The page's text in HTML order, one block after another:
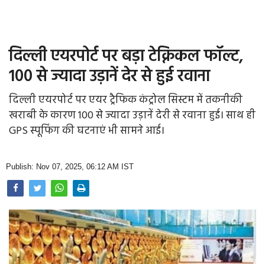
Office Office
Farm & Food
Health & Lifestyle
Home
दिल्ली एयरपोर्ट पर बड़ा टेक्निकल फॉल्ट,
100 से ज्यादा उड़ानें देर से हुई रवाना
दिल्ली एयरपोर्ट पर एयर ट्रैफिक कंट्रोल सिस्टम में तकनीकी
खराबी के कारण 100 से ज्यादा उड़ानें देरी से रवाना हुई। साथ ही
GPS स्पूफिंग की घटनाएं भी सामने आई।
Publish: Nov 07, 2025, 06:12 AM IST